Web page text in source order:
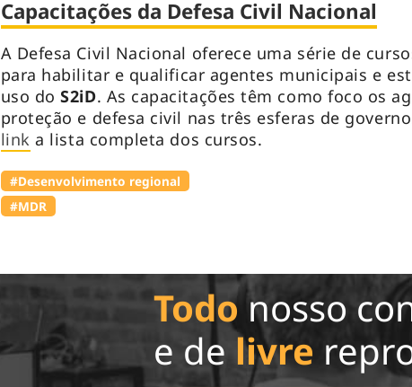
Capacitações da Defesa Civil Nacional
A Defesa Civil Nacional oferece uma série de
para habilitar e qualificar agentes municipais e
uso doS2iD. As capacitações têm como foco os
proteção e defesa civil nas três esferas de
link a lista completa dos cursos.
#Desenvolvimento regional
#MDR
Todonosso
e de livre